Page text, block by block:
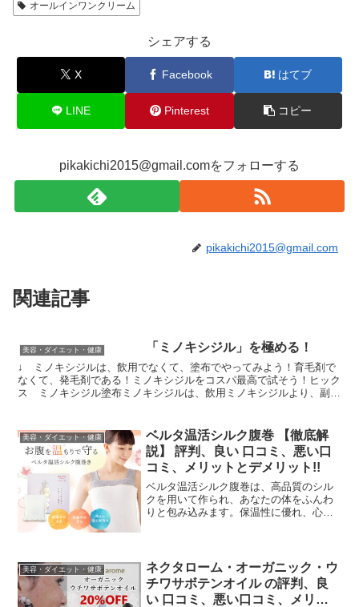
オールインワンクリーム
シェアする
X Facebook はてブ
LINE Pinterest コピー
pikakichi2015@gmail.comをフォローする
pikakichi2015@gmail.com
関連記事
美容・ダイエット・健康 「ミノキシジル」を極める！
↓ ミノキシジルは、飲用でなくて、塗布でやってみよう！育毛剤で
なくて、発毛剤である！ミノキシジルをコスパ最高で試そう！ヒック
ス ミノキシジル塗布ミノキシジルは、飲用ミノキシジルより、副作
美容・ダイエット・健康
ベルタ温活シルク腹巻 【徹底解
説】 評判、良い 口コミ、悪い口
コミ、メリットとデメリット!!
ベルタ温活シルク腹巻は、高品質のシル
クを用いて作られ、あなたの体をふんわ
りと包み込みます。保温性に優れ、心地
美容・ダイエット・健康
ネクタローム・オーガニック・ウ
チワサボテンオイル の評判、良
い 口コミ、悪い口コミ、メリッ